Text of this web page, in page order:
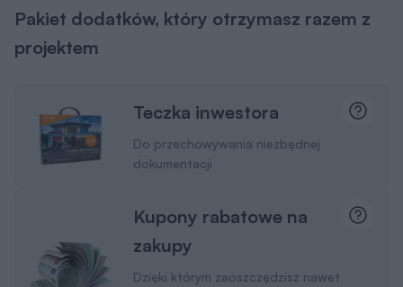
Pakiet dodatków, który otrzymasz razem z
projektem
Teczka inwestora
Do przechowywania niezbędnej
dokumentacji
Kupony rabatowe na
zakupy
Dzięki którym zaoszczędzisz nawet